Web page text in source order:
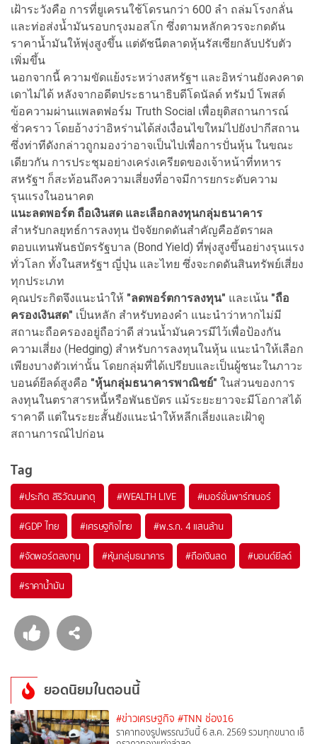
เฝ้าระวังคือ การที่ยูเครนใช้โดรนกว่า 600 ลำ ถล่มโรงกลั่น
และท่อส่งน้ำมันรอบกรุงมอสโก ซึ่งตามหลักควรจะกดดัน
ราคาน้ำมันให้พุ่งสูงขึ้น แต่ดัชนีตลาดหุ้นรัสเซียกลับปรับตัว
เพิ่มขึ้น
นอกจากนี้ ความขัดแย้งระหว่างสหรัฐฯ และอิหร่านยังคงคาด
เดาไม่ได้ หลังจากอดีตประธานาธิบดีโดนัลด์ ทรัมป์ โพสต์
ข้อความผ่านแพลตฟอร์ม Truth Social เพื่อยุติสถานการณ์
ชั่วคราว โดยอ้างว่าอิหร่านได้ส่งเงื่อนไขใหม่ไปยังปากีสถาน
ซึ่งท่าทีดังกล่าวถูกมองว่าอาจเป็นไปเพื่อการปั่นหุ้น ในขณะ
เดียวกัน การประชุมอย่างเคร่งเครียดของเจ้าหน้าที่ทหาร
สหรัฐฯ ก็สะท้อนถึงความเสี่ยงที่อาจมีการยกระดับความ
รุนแรงในอนาคต
แนะลดพอร์ต ถือเงินสด และเลือกลงทุนกลุ่มธนาคาร
สำหรับกลยุทธ์การลงทุน ปัจจัยกดดันสำคัญคืออัตราผล
ตอบแทนพันธบัตรรัฐบาล (Bond Yield) ที่พุ่งสูงขึ้นอย่างรุนแรง
ทั่วโลก ทั้งในสหรัฐฯ ญี่ปุ่น และไทย ซึ่งจะกดดันสินทรัพย์เสี่ยง
ทุกประเภท
คุณประกิตจึงแนะนำให้ "ลดพอร์ตการลงทุน" และเน้น "ถือ
ครองเงินสด" เป็นหลัก สำหรับทองคำ แนะนำว่าหากไม่มี
สถานะถือครองอยู่ถือว่าดี ส่วนน้ำมันควรมีไว้เพื่อป้องกัน
ความเสี่ยง (Hedging) สำหรับการลงทุนในหุ้น แนะนำให้เลือก
เพียงบางตัวเท่านั้น โดยกลุ่มที่ได้เปรียบและเป็นผู้ชนะในภาวะ
บอนด์ยีลด์สูงคือ "หุ้นกลุ่มธนาคารพาณิชย์" ในส่วนของการ
ลงทุนในตราสารหนี้หรือพันธบัตร แม้ระยะยาวจะมีโอกาสได้
ราคาดี แต่ในระยะสั้นยังแนะนำให้หลีกเลี่ยงและเฝ้าดู
สถานการณ์ไปก่อน
Tag
#ประกิต สิริวัฒนเกตุ #WEALTH LIVE #เมอร์ชั่นพาร์ทเนอร์
#GDP ไทย #เศรษฐกิจไทย #พ.ร.ก. 4 แสนล้าน
#จัดพอร์ตลงทุน #หุ้นกลุ่มธนาคาร #ถือเงินสด #บอนด์ยีลด์
#ราคาน้ำมัน
ยอดนิยมในตอนนี้
#ข่าวเศรษฐกิจ #TNN ช่อง16
ราคาทองรูปพรรณวันนี้ 6 ส.ค. 2569 รวมทุกขนาด เช็